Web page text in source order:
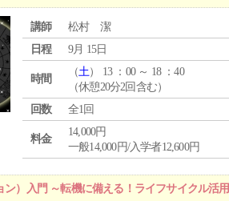
講師
松村 潔
日程
9月 15日
時間
（土） 13 ：00 ～ 18 ：40
（休憩20分2回含む）
回数
全1回
料金
14,000円
一般14,000円/入学者12,600円
ン）入門 ～転機に備える！ライフサイクル活